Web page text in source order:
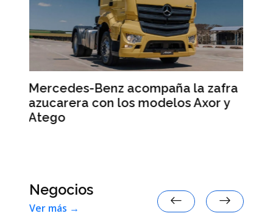
zafra
y
Smart #2: la marca anticipa
detalles de su nuevo auto eléctrico
Negocios
Ver más →